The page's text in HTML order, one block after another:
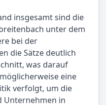
insgesamt sind die
unter dem
bei der
die Sätze deutlich
was darauf
eine
verfolgt, um die
Unternehmen in